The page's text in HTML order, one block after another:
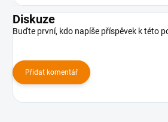
Diskuze
Buďte první, kdo napíše příspěvek k této
Přidat komentář